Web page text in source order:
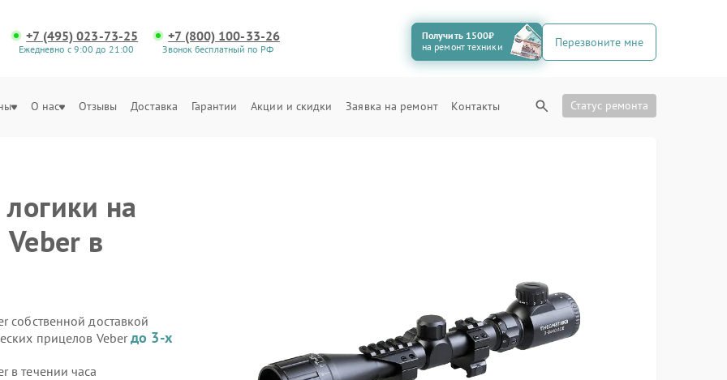
+7 (495) 023-73-25
Ежедневно с 9:00 до 21:00
+7 (800) 100-33-26
Звонок бесплатный по РФ
Получить 1500₽
на ремонт техники
Перезвоните мне
О нас Отзывы Доставка Гарантии Акции и скидки Заявка на ремонт Контакты Статус ремонта
на
в
собственной доставкой
прицелов Veberдо 3-х
в течении часа